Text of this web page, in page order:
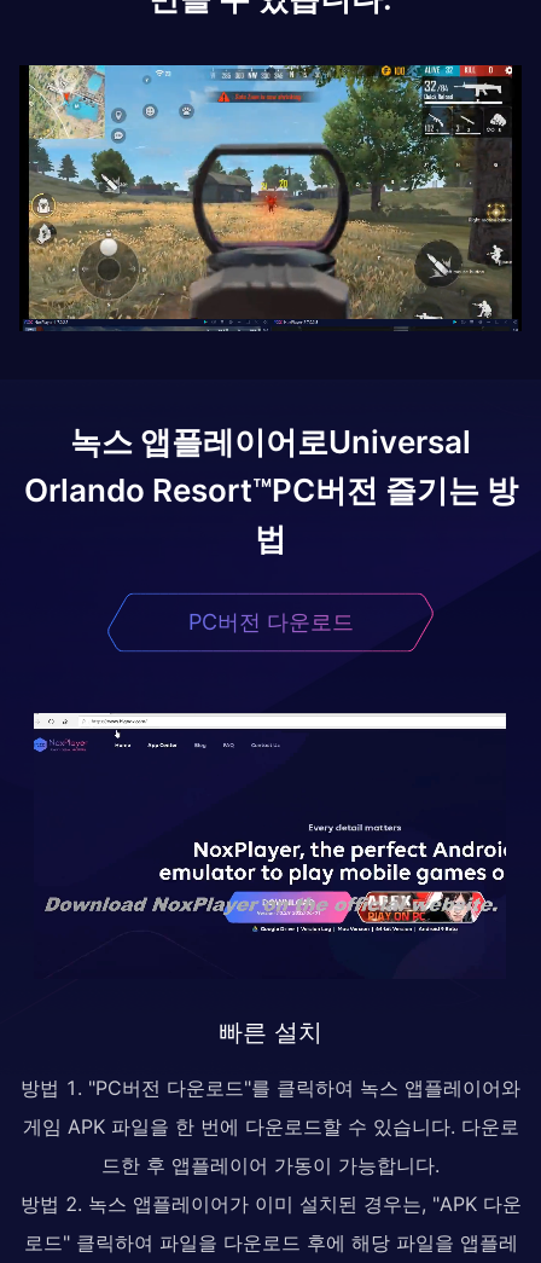
녹스 앱플레이어로Universal
Orlando Resort™PC버전 즐기는 방
법
PC버전 다운로드
빠른 설치
방법 1. "PC버전 다운로드"를 클릭하여 녹스 앱플레이어와
게임 APK 파일을 한 번에 다운로드할 수 있습니다. 다운로
드한 후 앱플레이어 가동이 가능합니다.
방법 2. 녹스 앱플레이어가 이미 설치된 경우는, "APK 다운
로드" 클릭하여 파일을 다운로드 후에 해당 파일을 앱플레